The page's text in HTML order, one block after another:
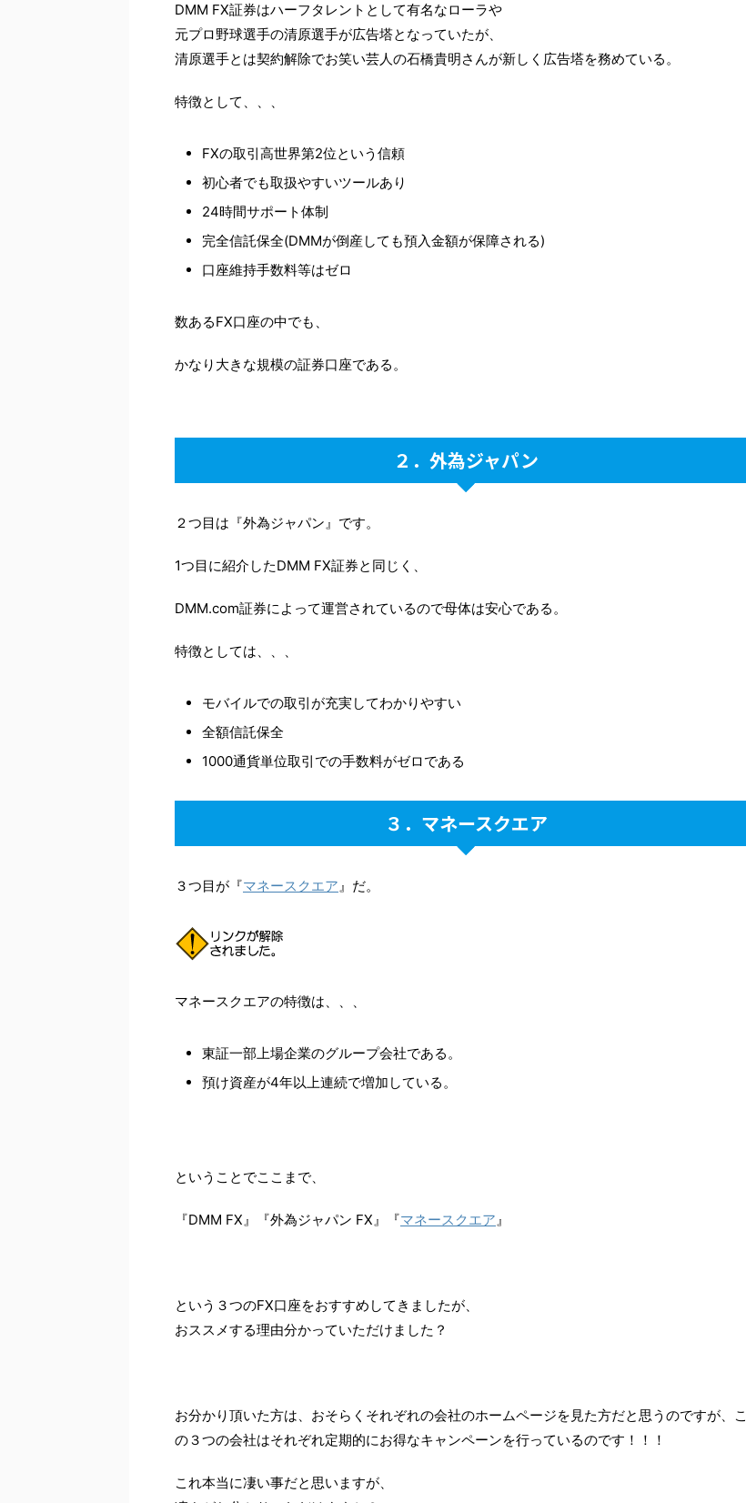
DMM FX証券はハーフタレントとして有名なローラや
元プロ野球選手の清原選手が広告塔となっていたが、
清原選手とは契約解除でお笑い芸人の石橋貴明さんが新しく広告塔を務めている。
特徴として、、、
FXの取引高世界第2位という信頼
初心者でも取扱やすいツールあり
24時間サポート体制
完全信託保全(DMMが倒産しても預入金額が保障される)
口座維持手数料等はゼロ
数あるFX口座の中でも、
かなり大きな規模の証券口座である。
２．外為ジャパン
２つ目は『外為ジャパン』です。
1つ目に紹介したDMM FX証券と同じく、
DMM.com証券によって運営されているので母体は安心である。
特徴としては、、、
モバイルでの取引が充実してわかりやすい
全額信託保全
1000通貨単位取引での手数料がゼロである
３．マネースクエア
３つ目が『マネースクエア』だ。
マネースクエアの特徴は、、、
東証一部上場企業のグループ会社である。
預け資産が4年以上連続で増加している。
ということでここまで、
『DMM FX』『外為ジャパン FX』『マネースクエア』
という３つのFX口座をおすすめしてきましたが、
おススメする理由分かっていただけました？
お分かり頂いた方は、おそらくそれぞれの会社のホームページを見た方だと思うのですが、こ
の３つの会社はそれぞれ定期的にお得なキャンペーンを行っているのです！！！
これ本当に凄い事だと思いますが、